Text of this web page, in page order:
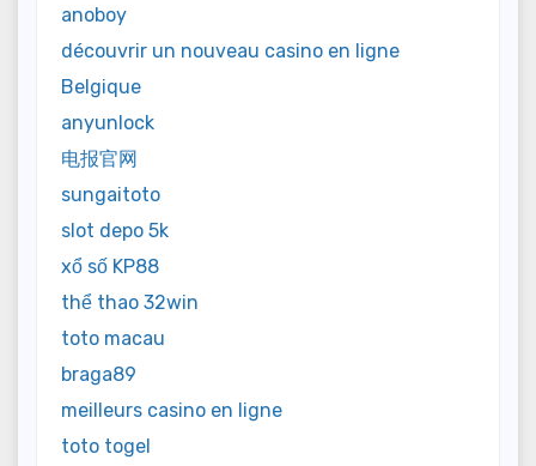
anoboy
découvrir un nouveau casino en ligne
Belgique
anyunlock
电报官网
sungaitoto
slot depo 5k
xổ số KP88
thể thao 32win
toto macau
braga89
meilleurs casino en ligne
toto togel